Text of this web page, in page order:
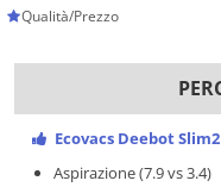
Qualità/Prezzo
Ecovacs Deebot Slim2
Aspirazione (7.9 vs 3.4)